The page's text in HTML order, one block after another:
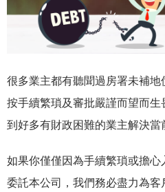
很多業主都有聽聞過房署未補
按手續繁瑣及審批嚴謹而望而
到好多有財政困難的業主解決當
如果你僅僅因為手續繁瑣或擔
委託本公司，我們務必盡力為客